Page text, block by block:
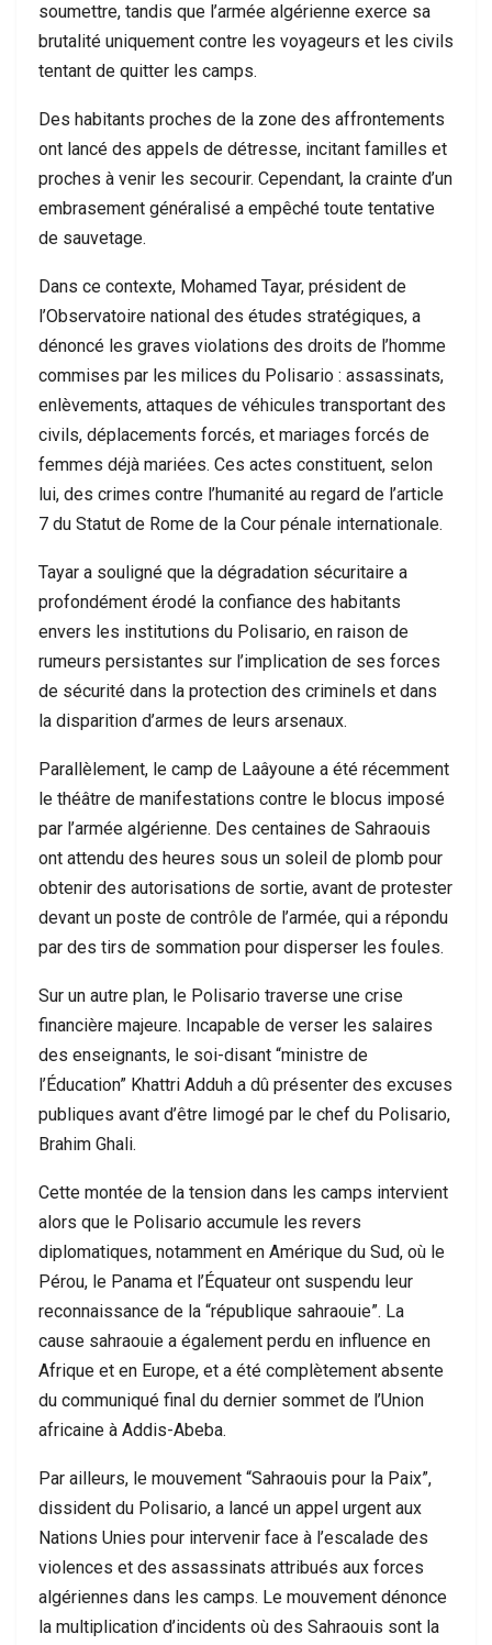
soumettre, tandis que l’armée algérienne exerce sa
brutalité uniquement contre les voyageurs et les civils
tentant de quitter les camps.
Des habitants proches de la zone des affrontements
ont lancé des appels de détresse, incitant familles et
proches à venir les secourir. Cependant, la crainte d’un
embrasement généralisé a empêché toute tentative
de sauvetage.
Dans ce contexte, Mohamed Tayar, président de
l’Observatoire national des études stratégiques, a
dénoncé les graves violations des droits de l’homme
commises par les milices du Polisario : assassinats,
enlèvements, attaques de véhicules transportant des
civils, déplacements forcés, et mariages forcés de
femmes déjà mariées. Ces actes constituent, selon
lui, des crimes contre l’humanité au regard de l’article
7 du Statut de Rome de la Cour pénale internationale.
Tayar a souligné que la dégradation sécuritaire a
profondément érodé la confiance des habitants
envers les institutions du Polisario, en raison de
rumeurs persistantes sur l’implication de ses forces
de sécurité dans la protection des criminels et dans
la disparition d’armes de leurs arsenaux.
Parallèlement, le camp de Laâyoune a été récemment
le théâtre de manifestations contre le blocus imposé
par l’armée algérienne. Des centaines de Sahraouis
ont attendu des heures sous un soleil de plomb pour
obtenir des autorisations de sortie, avant de protester
devant un poste de contrôle de l’armée, qui a répondu
par des tirs de sommation pour disperser les foules.
Sur un autre plan, le Polisario traverse une crise
financière majeure. Incapable de verser les salaires
des enseignants, le soi-disant “ministre de
l’Éducation” Khattri Adduh a dû présenter des excuses
publiques avant d’être limogé par le chef du Polisario,
Brahim Ghali.
Cette montée de la tension dans les camps intervient
alors que le Polisario accumule les revers
diplomatiques, notamment en Amérique du Sud, où le
Pérou, le Panama et l’Équateur ont suspendu leur
reconnaissance de la “république sahraouie”. La
cause sahraouie a également perdu en influence en
Afrique et en Europe, et a été complètement absente
du communiqué final du dernier sommet de l’Union
africaine à Addis-Abeba.
Par ailleurs, le mouvement “Sahraouis pour la Paix”,
dissident du Polisario, a lancé un appel urgent aux
Nations Unies pour intervenir face à l’escalade des
violences et des assassinats attribués aux forces
algériennes dans les camps. Le mouvement dénonce
la multiplication d’incidents où des Sahraouis sont la